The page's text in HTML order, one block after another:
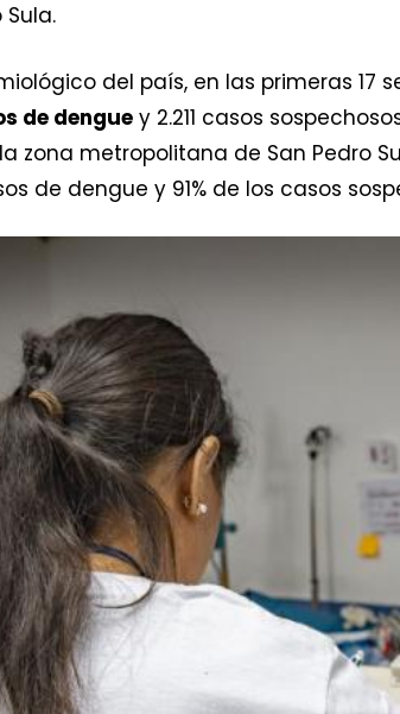
Sula.
del país, en las primeras 17
de dengue y 2.211 casos
zona metropolitana de San Pedro
de dengue y 91% de los casos